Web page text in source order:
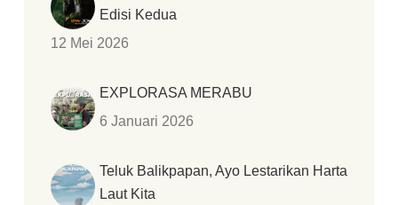
Edisi Kedua
12 Mei 2026
EXPLORASA MERABU
6 Januari 2026
Teluk Balikpapan, Ayo Lestarikan Harta
Laut Kita